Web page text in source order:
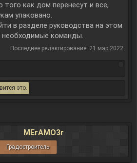
как дом перенесут и все,
упаковано.
в разделе руководства на этом
необходимые команды.
Последнее редактирование: 21 мар 2022
это.
MErAMO3r
Градостроитель